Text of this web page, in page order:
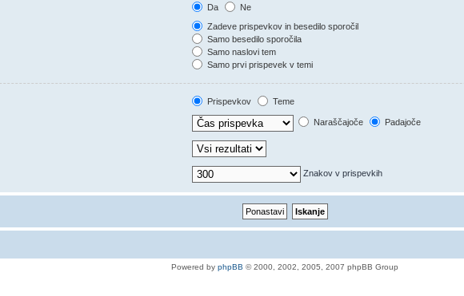
Da
Ne
Zadeve prispevkov in besedilo sporočil
Samo besedilo sporočila
Samo naslovi tem
Samo prvi prispevek v temi
Prispevkov
Teme
Naraščajoče Padajoče
Znakov v prispevkih
Powered by phpBB © 2000, 2002, 2005, 2007 phpBB Group